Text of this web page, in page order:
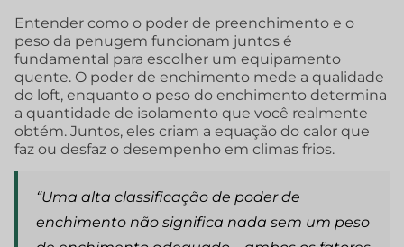
Entender como o poder de preenchimento e o
peso da penugem funcionam juntos é
fundamental para escolher um equipamento
quente. O poder de enchimento mede a qualidade
do loft, enquanto o peso do enchimento determina
a quantidade de isolamento que você realmente
obtém. Juntos, eles criam a equação do calor que
faz ou desfaz o desempenho em climas frios.
“Uma alta classificação de poder de
enchimento não significa nada sem um peso